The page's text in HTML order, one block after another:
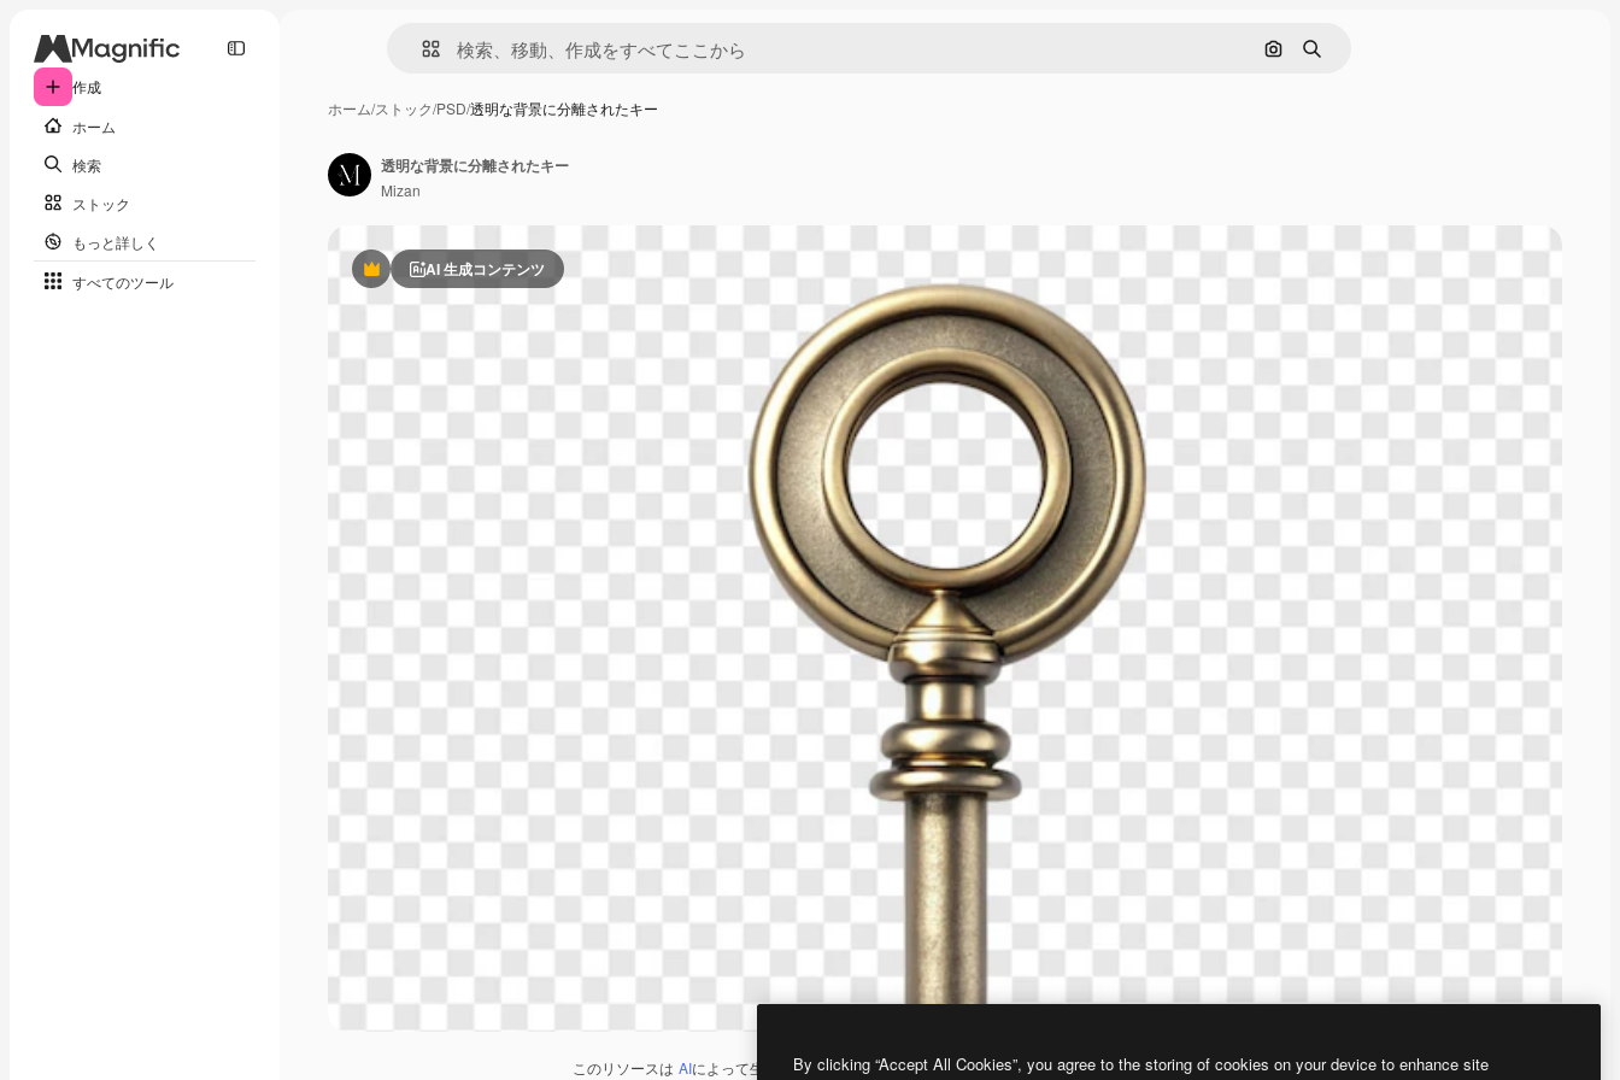
作成
ホーム
検索
ストック
もっと詳しく
すべてのツール
画像で検索
検索
ホーム/ストック/PSD/透明な背景に分離されたキー
PremiumAI 生成コンテンツ
このリソースは AIによって生成されたものです。 AI画像生成ツールを使うと、あなた独自の画像を作成できます。
透明な背景に分離されたキー
Mizan
By clicking “Accept All Cookies”, you agree to the storing of cookies on your device to enhance site